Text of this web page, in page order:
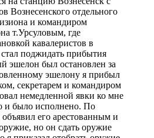
Вознесенского отдельного
и командиром
т.Урсуловым, где
кавалеристов в
поджидать прибытия
эшелон был остановлен за
эшелону я прибыл
секретарем и командиром
немедленной явки ко мне
и было исполнено. По
его арестованным и
но он сдать оружие